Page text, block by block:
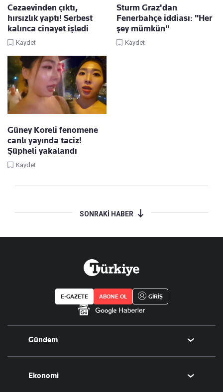
Cezaevinden çıktı,
hırsızlık yaptı! Serbest
kalınca cinayet işledi
Kaydet
Sturm Graz'dan
Fenerbahçe iddiası: "Her
şey mümkün"
Kaydet
Güney Koreli fenomene
canlı yayında taciz!
Şüpheli yakalandı
Kaydet
SONRAKİ HABER
E-GAZETE ABONE OL GİRİŞ
Gündem
Politika
Eğitim
Ekonomi